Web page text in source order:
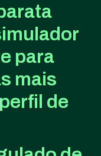
para
mais
de